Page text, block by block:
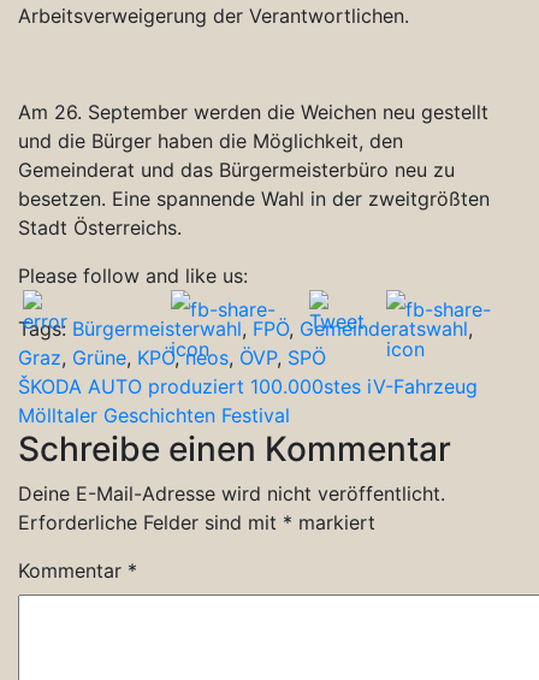
Arbeitsverweigerung der Verantwortlichen.
Am 26. September werden die Weichen neu gestellt
und die Bürger haben die Möglichkeit, den
Gemeinderat und das Bürgermeisterbüro neu zu
besetzen. Eine spannende Wahl in der zweitgrößten
Stadt Österreichs.
Please follow and like us:
Tags: Bürgermeisterwahl, FPÖ, Gemeinderatswahl,
Graz, Grüne, KPÖ,neos, ÖVP, SPÖ
Beitragsnavigation
ŠKODA AUTO produziert 100.000stes iV-Fahrzeug
Mölltaler Geschichten Festival
Schreibe einen Kommentar
Deine E-Mail-Adresse wird nicht veröffentlicht.
Erforderliche Felder sind mit * markiert
Kommentar *